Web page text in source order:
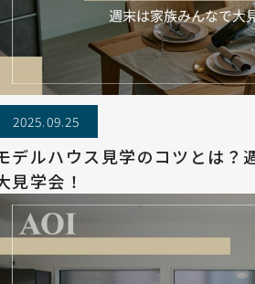
2025.09.25
デルハウス見学のコツとは？
見学会！